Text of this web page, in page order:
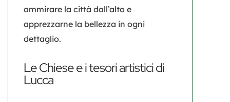
ammirare la città dall’alto e
apprezzarne la bellezza in ogni
dettaglio.
Le Chiese e i tesori artistici di
Lucca